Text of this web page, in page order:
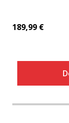
189,99 €